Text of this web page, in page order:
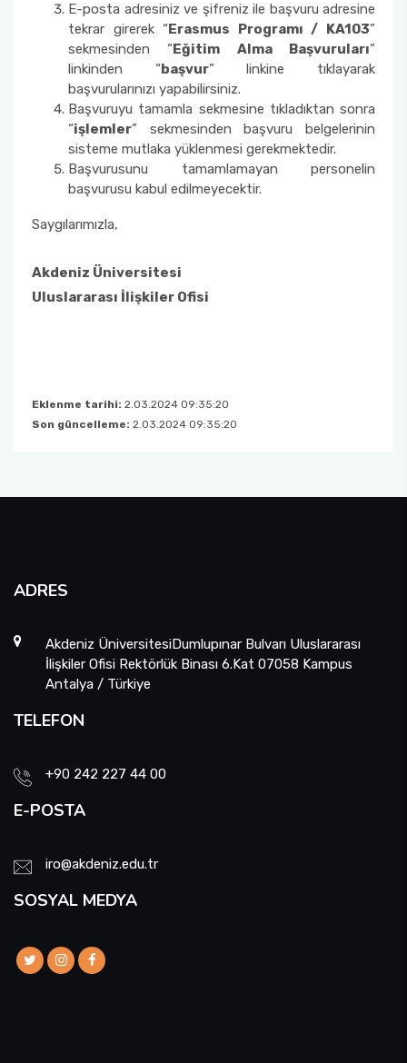
E-posta adresiniz ve şifreniz ile başvuru adresine
tekrar girerek “Erasmus Programı / KA103”
sekmesinden “Eğitim Alma Başvuruları”
linkinden “başvur” linkine tıklayarak
başvurularınızı yapabilirsiniz.
Başvuruyu tamamla sekmesine tıkladıktan sonra
“işlemler” sekmesinden başvuru belgelerinin
sisteme mutlaka yüklenmesi gerekmektedir.
Başvurusunu tamamlamayan personelin
başvurusu kabul edilmeyecektir.
Saygılarımızla,
Akdeniz Üniversitesi
Uluslararası İlişkiler Ofisi
Eklenme tarihi: 2.03.2024 09:35:20
Son güncelleme: 2.03.2024 09:35:20
ADRES
Akdeniz ÜniversitesiDumlupınar Bulvarı Uluslararası
İlişkiler Ofisi Rektörlük Binası 6.Kat 07058 Kampus
Antalya / Türkiye
TELEFON
+90 242 227 44 00
E-POSTA
iro@akdeniz.edu.tr
SOSYAL MEDYA